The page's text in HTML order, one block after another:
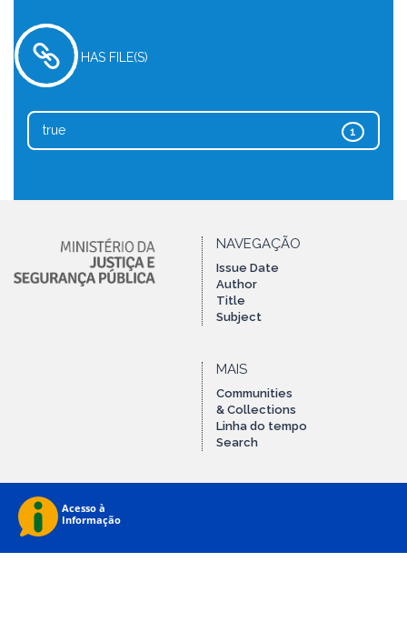
HAS FILE(S)
1
true
NAVEGAÇÃO
Issue Date
Author
Title
Subject
MAIS
Communities
& Collections
Linha do tempo
Search